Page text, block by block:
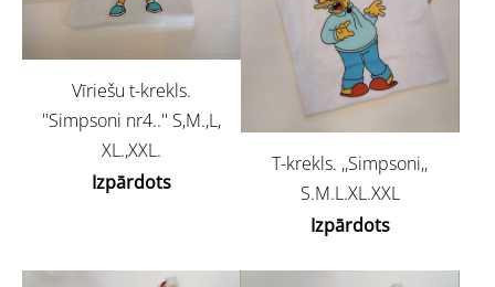
Vīriešu t-krekls.
''Simpsoni nr4..'' S,M.,L,
XL.,XXL.
Izpārdots
T-krekls. ,,Simpsoni,,
S.M.L.XL.XXL
Izpārdots